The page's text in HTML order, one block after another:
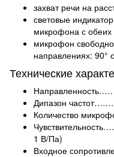
захват речи на
световые
микрофона с обеих
микрофон
направлениях: 90°
Технические
Дипазон
Количество
1 В/Па)
Входное